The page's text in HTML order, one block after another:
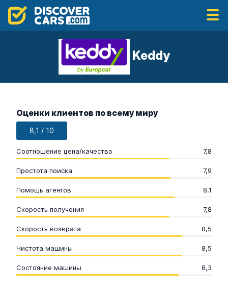
Keddy
Оценки клиентов по всему миру
8,1 / 10
Соотношение цена/качество 7,8
Простота поиска 7,9
Помощь агентов 8,1
Скорость получения 7,8
Скорость возврата 8,5
Чистота машины 8,5
Состояние машины 8,3